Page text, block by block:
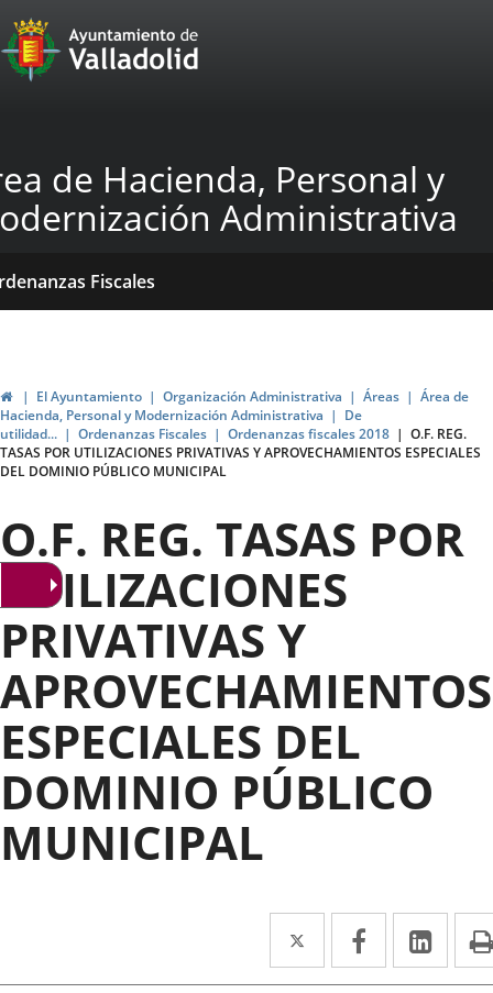
Portal
Web
Ayuntamiento
de
Valladolid
de Hacienda, Personal y
Administrativa
Fiscales
InicioEl Ayuntamiento Organización Administrativa Áreas
Área de
Hacienda, Personal y Modernización Administrativa
De
utilidad...
Ordenanzas Fiscales Ordenanzas fiscales 2018
O.F. REG.
TASAS POR UTILIZACIONES PRIVATIVAS Y APROVECHAMIENTOS ESPECIALES
DEL DOMINIO PÚBLICO MUNICIPAL
O.F. REG. TASAS POR
UTILIZACIONES
PRIVATIVAS Y
APROVECHAMIENTOS
ESPECIALES DEL
DOMINIO PÚBLICO
MUNICIPAL
Twitter
Enlace
a
Facebook
Enlace
a
a